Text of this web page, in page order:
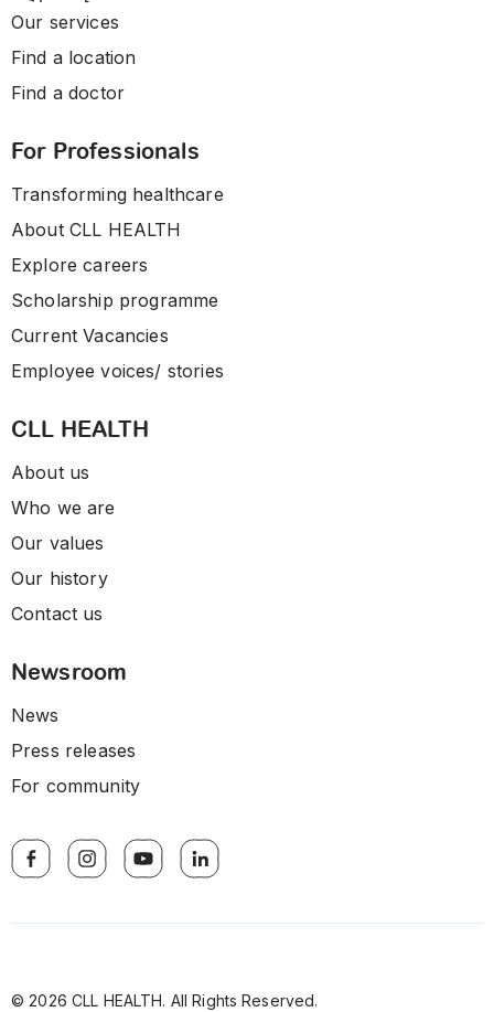
Our services
Find a location
Find a doctor
For Professionals
Transforming healthcare
About CLL HEALTH
Explore careers
Scholarship programme
Current Vacancies
Employee voices/ stories
CLL HEALTH
About us
Who we are
Our values
Our history
Contact us
Newsroom
News
Press releases
For community
© 2026 CLL HEALTH. All Rights Reserved.